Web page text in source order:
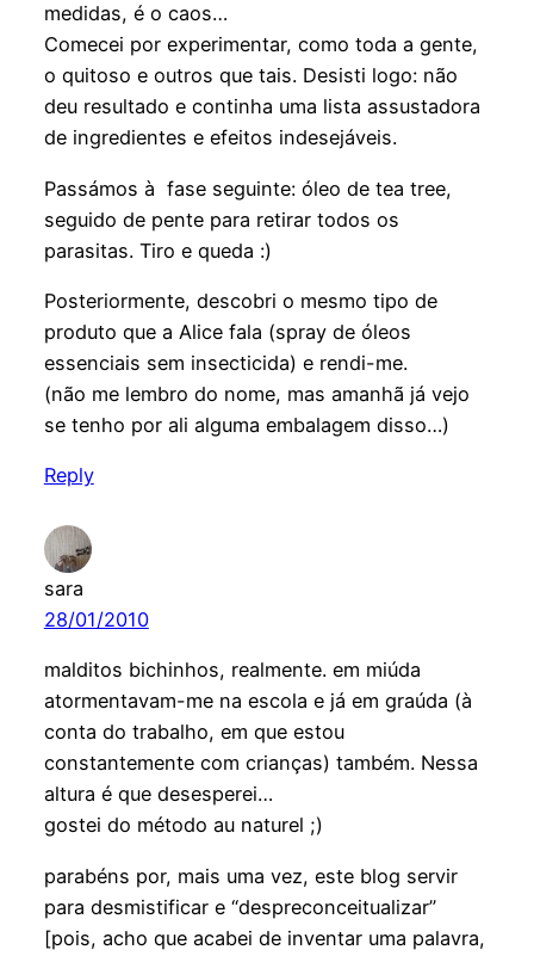
medidas, é o caos…
Comecei por experimentar, como toda a gente,
o quitoso e outros que tais. Desisti logo: não
deu resultado e continha uma lista assustadora
de ingredientes e efeitos indesejáveis.
Passámos à fase seguinte: óleo de tea tree,
seguido de pente para retirar todos os
parasitas. Tiro e queda :)
Posteriormente, descobri o mesmo tipo de
produto que a Alice fala (spray de óleos
essenciais sem insecticida) e rendi-me.
(não me lembro do nome, mas amanhã já vejo
se tenho por ali alguma embalagem disso…)
Reply
sara
28/01/2010
malditos bichinhos, realmente. em miúda
atormentavam-me na escola e já em graúda (à
conta do trabalho, em que estou
constantemente com crianças) também. Nessa
altura é que desesperei…
gostei do método au naturel ;)
parabéns por, mais uma vez, este blog servir
para desmistificar e “despreconceitualizar”
[pois, acho que acabei de inventar uma palavra,